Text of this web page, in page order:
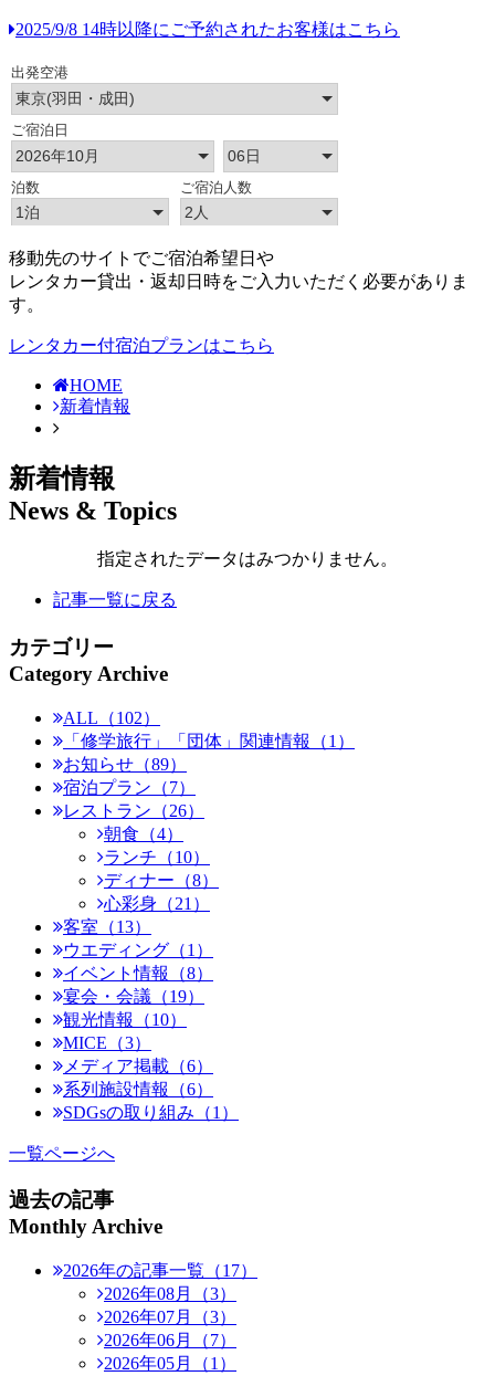
2025/9/8 14時以降にご予約されたお客様はこちら
移動先のサイトでご宿泊希望日や
レンタカー貸出・返却日時をご入力いただく必要がありま
す。
レンタカー付宿泊プランはこちら
HOME
新着情報
新着情報
News & Topics
指定されたデータはみつかりません。
記事一覧に戻る
カテゴリー
Category Archive
ALL（102）
「修学旅行」「団体」関連情報（1）
お知らせ（89）
宿泊プラン（7）
レストラン（26）
朝食（4）
ランチ（10）
ディナー（8）
心彩身（21）
客室（13）
ウエディング（1）
イベント情報（8）
宴会・会議（19）
観光情報（10）
MICE（3）
メディア掲載（6）
系列施設情報（6）
SDGsの取り組み（1）
一覧ページへ
過去の記事
Monthly Archive
2026年の記事一覧（17）
2026年08月（3）
2026年07月（3）
2026年06月（7）
2026年05月（1）